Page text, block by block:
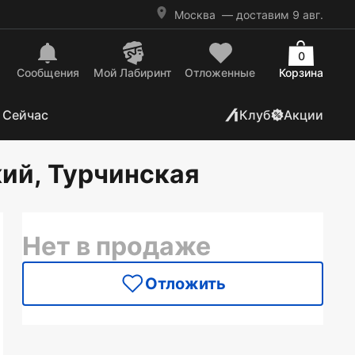
Москва — доставим 9 авг.
Сообщения Mой Лабиринт Отложенные Корзина
0
Клуб Акции
Турчинская
Нет в продаже
Отложить